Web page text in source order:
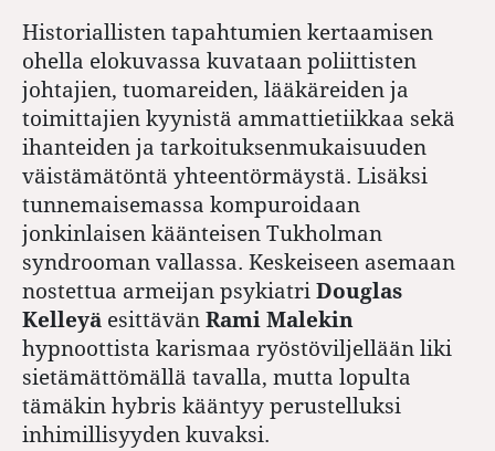
Historiallisten tapahtumien kertaamisen
ohella elokuvassa kuvataan poliittisten
johtajien, tuomareiden, lääkäreiden ja
toimittajien kyynistä ammattietiikkaa sekä
ihanteiden ja tarkoituksenmukaisuuden
väistämätöntä yhteentörmäystä. Lisäksi
tunnemaisemassa kompuroidaan
jonkinlaisen käänteisen Tukholman
syndrooman vallassa. Keskeiseen asemaan
nostettua armeijan psykiatri Douglas
Kelleyä esittävän Rami Malekin
hypnoottista karismaa ryöstöviljellään liki
sietämättömällä tavalla, mutta lopulta
tämäkin hybris kääntyy perustelluksi
inhimillisyyden kuvaksi.